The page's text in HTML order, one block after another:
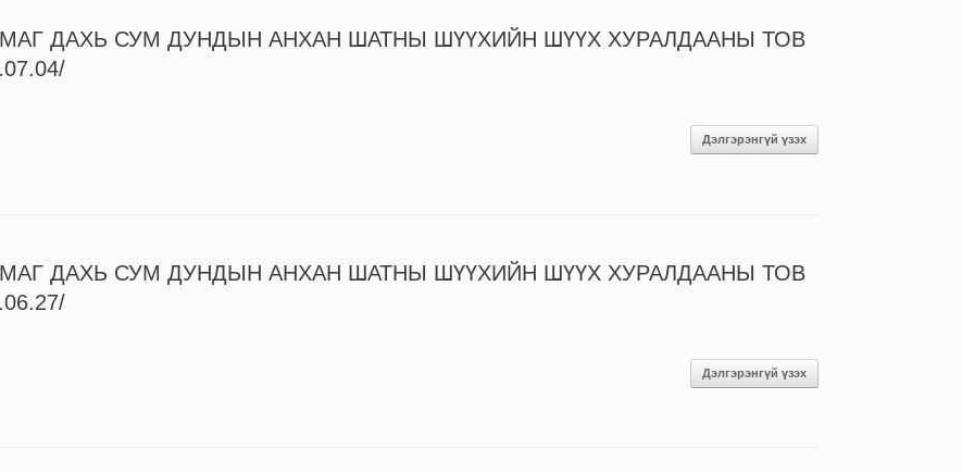
ДАХЬ СУМ ДУНДЫН АНХАН ШАТНЫ ШҮҮХИЙН ШҮҮХ ХУРАЛДААНЫ ТОВ
Дэлгэрэнгүй үзэх
ДАХЬ СУМ ДУНДЫН АНХАН ШАТНЫ ШҮҮХИЙН ШҮҮХ ХУРАЛДААНЫ ТОВ
Дэлгэрэнгүй үзэх